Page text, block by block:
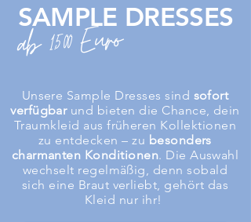
SAMPLE DRESSES
ab1.500Euro
Unsere Sample Dresses sind sofort
verfügbarund bieten die Chance, dein
Traumkleid aus früheren Kollektionen
zu entdecken – zu besonders
charmanten Konditionen. Die Auswahl
wechselt regelmäßig, denn sobald
sich eine Braut verliebt, gehört das
Kleid nur ihr!